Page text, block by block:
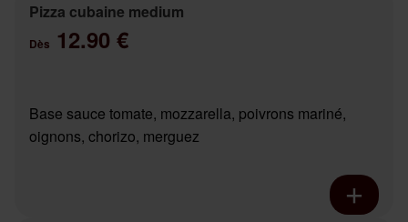
Pizza cubaine medium
Dès 12.90 €
Base sauce tomate, mozzarella, poivrons mariné,
oignons, chorizo, merguez